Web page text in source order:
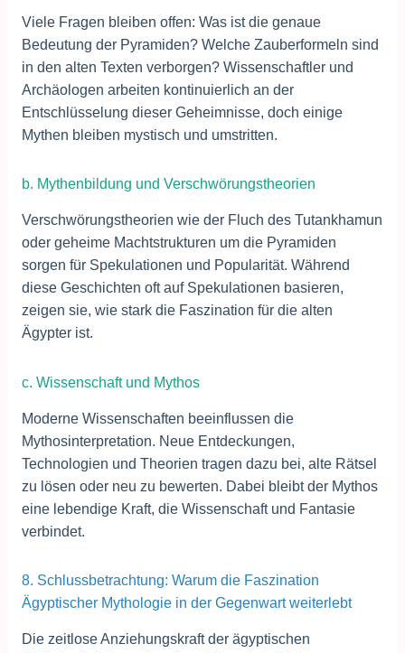
Viele Fragen bleiben offen: Was ist die genaue
Bedeutung der Pyramiden? Welche Zauberformeln sind
in den alten Texten verborgen? Wissenschaftler und
Archäologen arbeiten kontinuierlich an der
Entschlüsselung dieser Geheimnisse, doch einige
Mythen bleiben mystisch und umstritten.
b. Mythenbildung und Verschwörungstheorien
Verschwörungstheorien wie der Fluch des Tutankhamun
oder geheime Machtstrukturen um die Pyramiden
sorgen für Spekulationen und Popularität. Während
diese Geschichten oft auf Spekulationen basieren,
zeigen sie, wie stark die Faszination für die alten
Ägypter ist.
c. Wissenschaft und Mythos
Moderne Wissenschaften beeinflussen die
Mythosinterpretation. Neue Entdeckungen,
Technologien und Theorien tragen dazu bei, alte Rätsel
zu lösen oder neu zu bewerten. Dabei bleibt der Mythos
eine lebendige Kraft, die Wissenschaft und Fantasie
verbindet.
8. Schlussbetrachtung: Warum die Faszination
Ägyptischer Mythologie in der Gegenwart weiterlebt
Die zeitlose Anziehungskraft der ägyptischen